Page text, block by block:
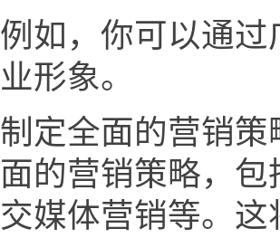
例如，你可以通
业形象。
制定全面的营销
面的营销策略，
交媒体营销等。